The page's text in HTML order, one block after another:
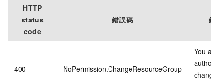
HTTP
status
code
錯誤碼 錯
400 NoPermission.ChangeResourceGroup
You
change